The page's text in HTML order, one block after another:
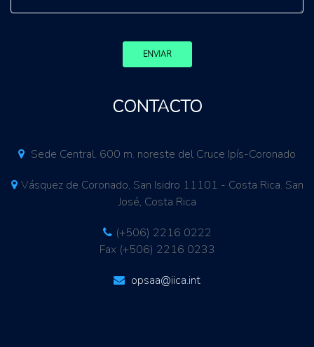
ENVIAR
CONTACTO
Sede Central. 600 m. noreste del Cruce Ipís-Coronado
Vásquez de Coronado, San Isidro 11101 - Costa Rica. San
José, Costa Rica
(+506) 2216 0222
Fax (+506) 2216 0233
opsaa@iica.int